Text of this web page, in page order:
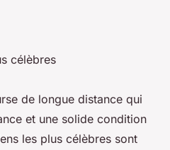
célèbres
de longue distance qui
et une solide condition
les plus célèbres sont